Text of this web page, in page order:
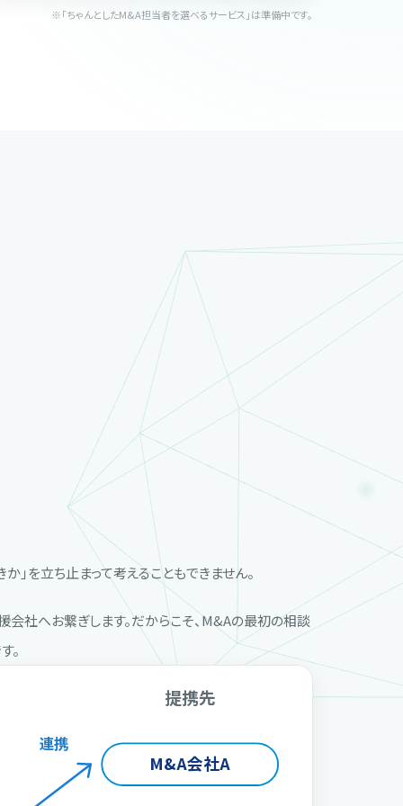
※「ちゃんとしたM&A担当者を選べるサービス」は準備中です。
」を立ち止まって考えることもできません。
社へお繋ぎします。だからこそ、M&Aの最初の相談
。
提携先
連携
M&A会社A